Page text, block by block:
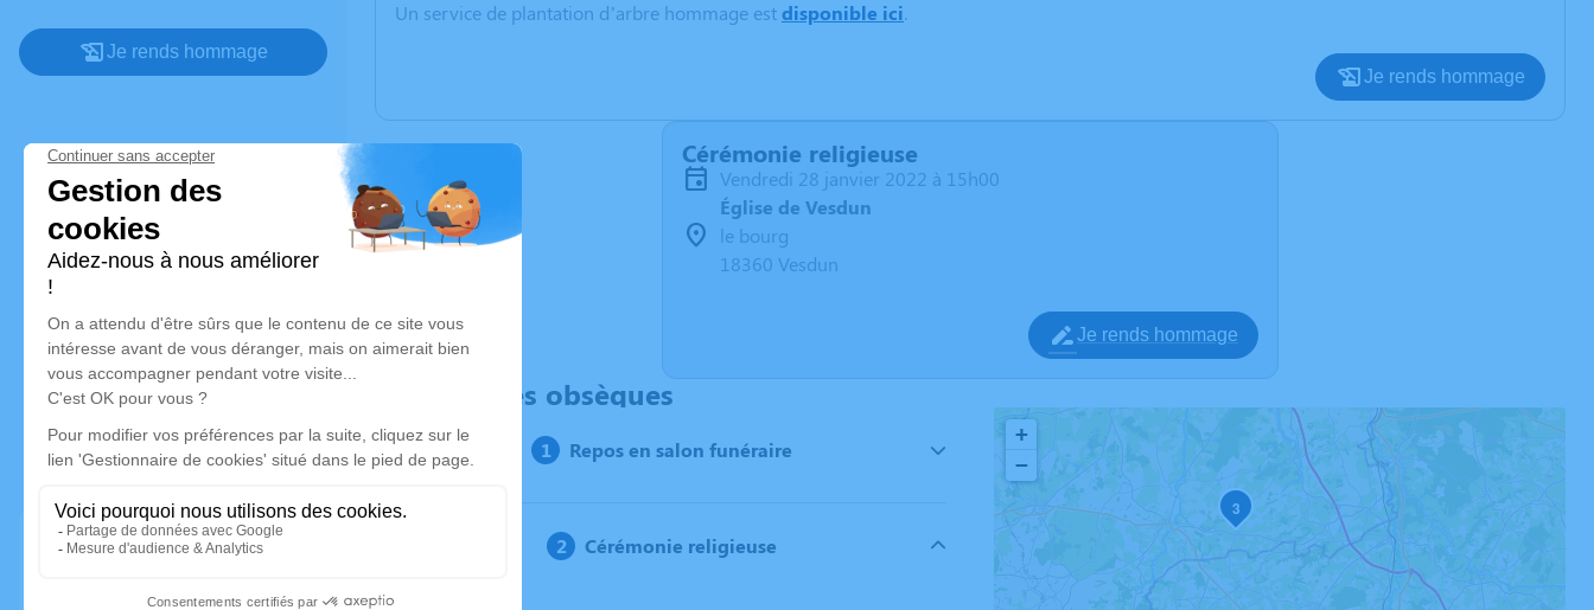
Je rends hommage
Un service de plantation d’arbre hommage estdisponible ici.
Je rends hommage
Cérémonie religieuse
vendredi 28 janvier 2022 à 15h00
Église de Vesdun
le bourg
18360 Vesdun
Je rends hommage
Déroulé des obsèques
Repos en salon funéraire
Cérémonie religieuse
2
3
+
−